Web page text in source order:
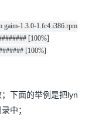
gaim-1.3.0-1.fc4.i386.rpm
[100%]
[100%]
下面的举例是把lyn
中；